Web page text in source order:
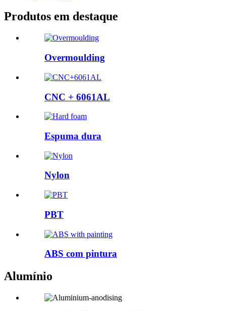
Produtos em destaque
Overmoulding
CNC + 6061AL
Espuma dura
Nylon
PBT
ABS com pintura
Alumínio